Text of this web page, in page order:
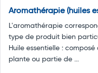
Aromathérapie (huiles
L'aromathérapie
type de produit bien
Huile essentielle :
plante ou partie de ...